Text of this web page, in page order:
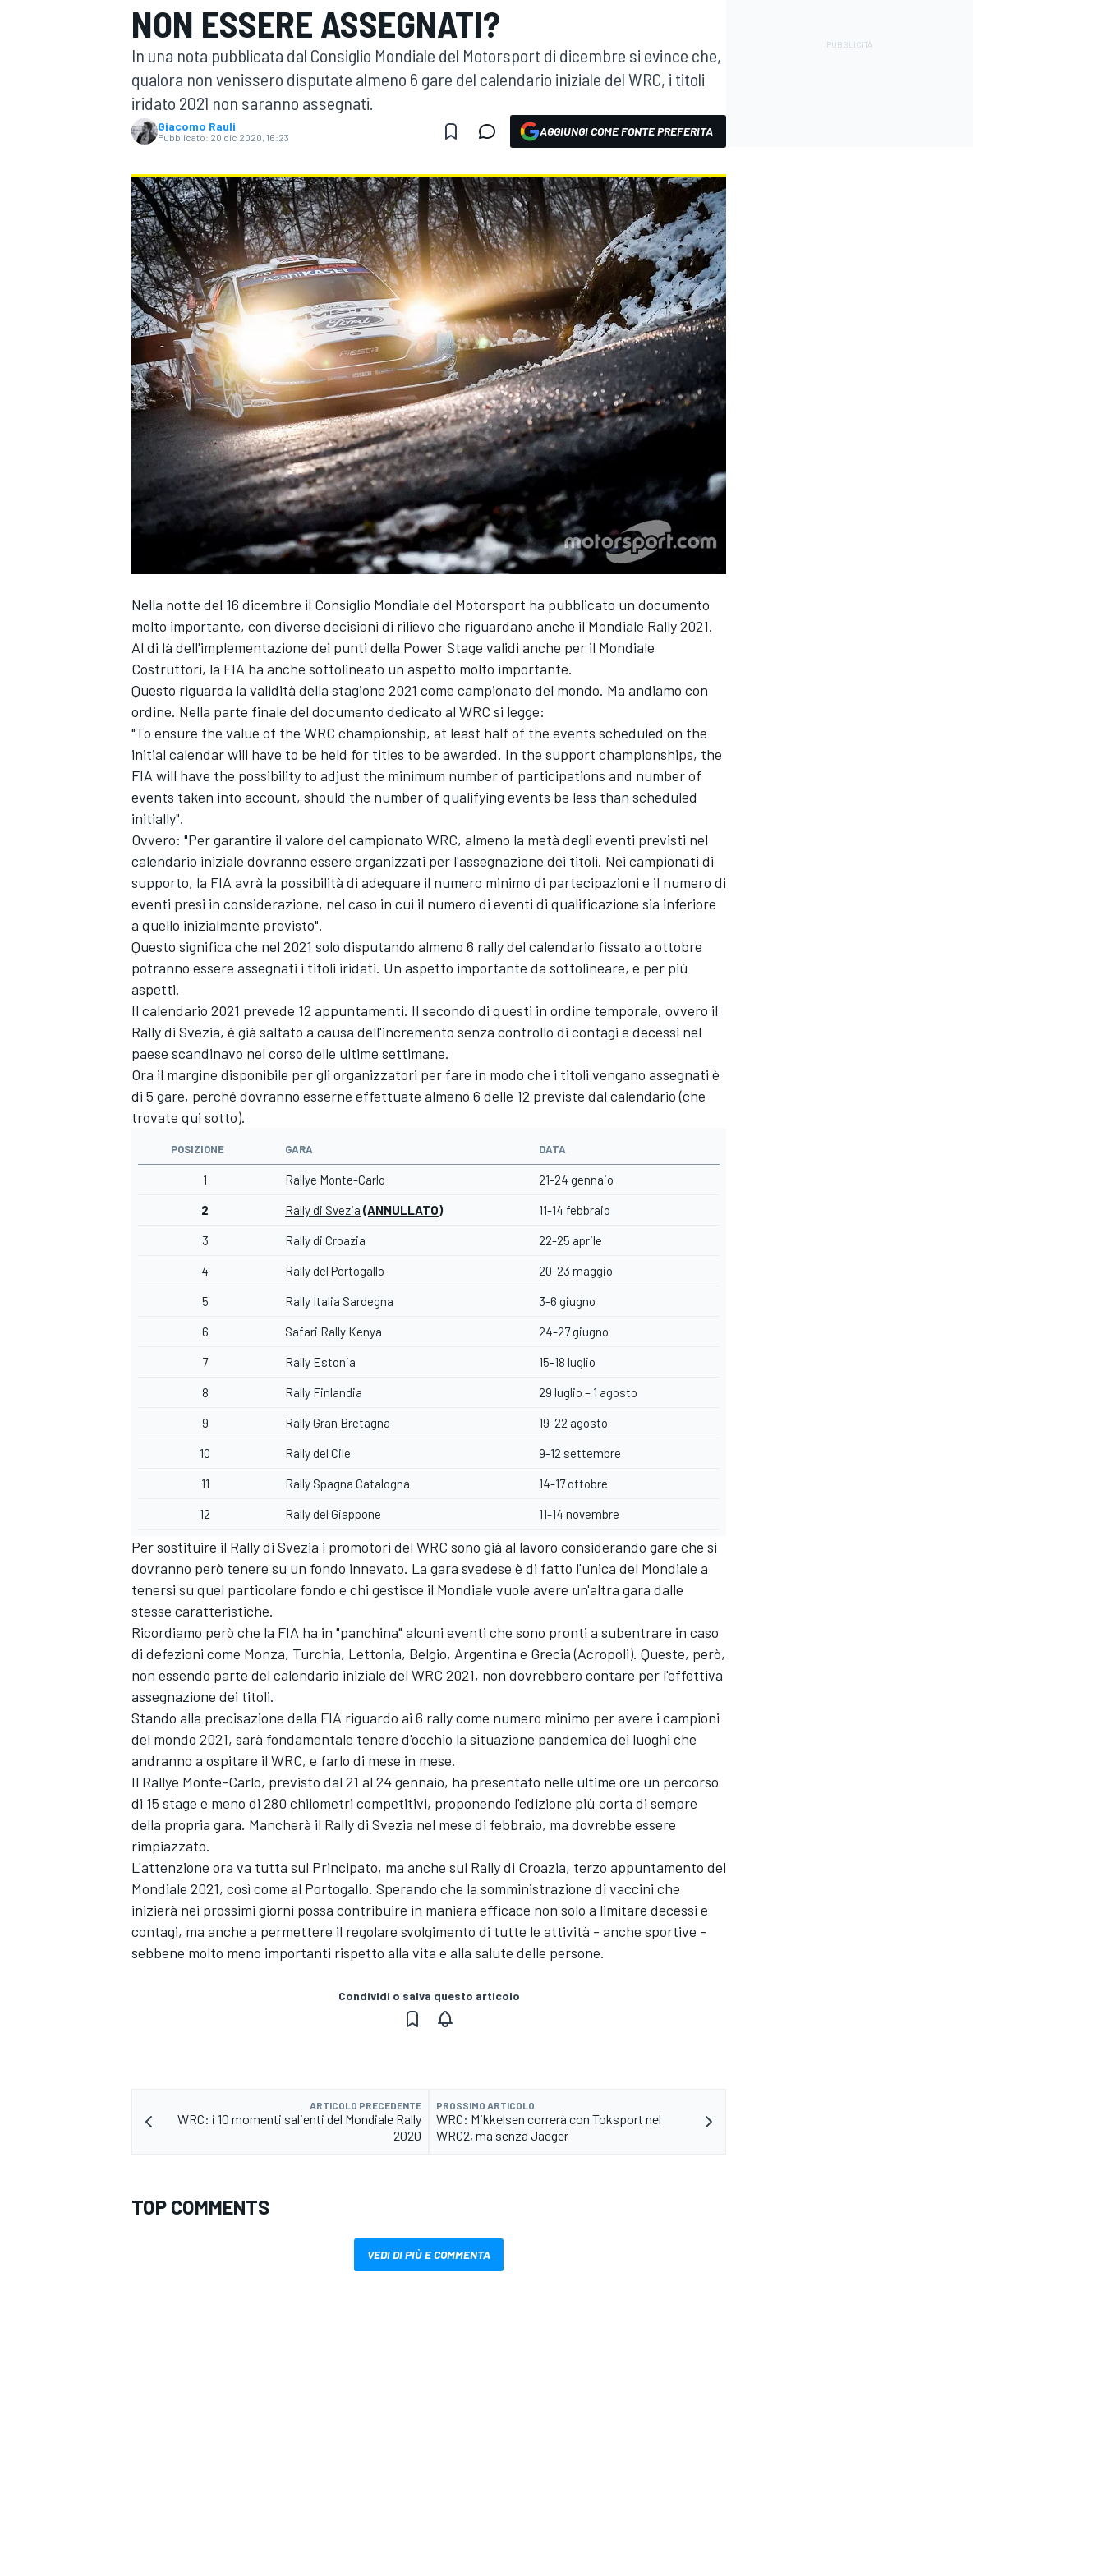
MOTOGP WEC
WRC
MONOPOSTO
ENDURANCE/GT
MONOMARCA
NON ESSERE ASSEGNATI?
In una nota pubblicata dal Consiglio Mondiale del Motorsport di dicembre si evince che,
qualora non venissero disputate almeno 6 gare del calendario iniziale del WRC, i titoli
iridato 2021 non saranno assegnati.
Giacomo Rauli
Pubblicato: 20 dic 2020, 16:23 AGGIUNGI COME FONTE PREFERITA
Nella notte del 16 dicembre il Consiglio Mondiale del Motorsport ha pubblicato un documento
molto importante, con diverse decisioni di rilievo che riguardano anche il Mondiale Rally 2021.
Al di là dell'implementazione dei punti della Power Stage validi anche per il Mondiale
Costruttori, la FIA ha anche sottolineato un aspetto molto importante.
Questo riguarda la validità della stagione 2021 come campionato del mondo. Ma andiamo con
ordine. Nella parte finale del documento dedicato al WRC si legge:
"To ensure the value of the WRC championship, at least half of the events scheduled on the
initial calendar will have to be held for titles to be awarded. In the support championships, the
FIA will have the possibility to adjust the minimum number of participations and number of
events taken into account, should the number of qualifying events be less than scheduled
initially".
Ovvero: "Per garantire il valore del campionato WRC, almeno la metà degli eventi previsti nel
calendario iniziale dovranno essere organizzati per l'assegnazione dei titoli. Nei campionati di
supporto, la FIA avrà la possibilità di adeguare il numero minimo di partecipazioni e il numero di
eventi presi in considerazione, nel caso in cui il numero di eventi di qualificazione sia inferiore
a quello inizialmente previsto".
Questo significa che nel 2021 solo disputando almeno 6 rally del calendario fissato a ottobre
potranno essere assegnati i titoli iridati. Un aspetto importante da sottolineare, e per più
aspetti.
Il calendario 2021 prevede 12 appuntamenti. Il secondo di questi in ordine temporale, ovvero il
Rally di Svezia, è già saltato a causa dell'incremento senza controllo di contagi e decessi nel
paese scandinavo nel corso delle ultime settimane.
Ora il margine disponibile per gli organizzatori per fare in modo che i titoli vengano assegnati è
di 5 gare, perché dovranno esserne effettuate almeno 6 delle 12 previste dal calendario (che
trovate qui sotto).
POSIZIONE GARA DATA
1 Rallye Monte-Carlo 21-24 gennaio
2 Rally di Svezia (ANNULLATO) 11-14 febbraio
3 Rally di Croazia 22-25 aprile
4 Rally del Portogallo 20-23 maggio
5 Rally Italia Sardegna 3-6 giugno
6 Safari Rally Kenya 24-27 giugno
7 Rally Estonia 15-18 luglio
8 Rally Finlandia 29 luglio – 1 agosto
9 Rally Gran Bretagna 19-22 agosto
10 Rally del Cile 9-12 settembre
11 Rally Spagna Catalogna 14-17 ottobre
12 Rally del Giappone 11-14 novembre
Per sostituire il Rally di Svezia i promotori del WRC sono già al lavoro considerando gare che si
dovranno però tenere su un fondo innevato. La gara svedese è di fatto l'unica del Mondiale a
tenersi su quel particolare fondo e chi gestisce il Mondiale vuole avere un'altra gara dalle
stesse caratteristiche.
Ricordiamo però che la FIA ha in "panchina" alcuni eventi che sono pronti a subentrare in caso
di defezioni come Monza, Turchia, Lettonia, Belgio, Argentina e Grecia (Acropoli). Queste, però,
non essendo parte del calendario iniziale del WRC 2021, non dovrebbero contare per l'effettiva
assegnazione dei titoli.
Stando alla precisazione della FIA riguardo ai 6 rally come numero minimo per avere i campioni
del mondo 2021, sarà fondamentale tenere d'occhio la situazione pandemica dei luoghi che
andranno a ospitare il WRC, e farlo di mese in mese.
Il Rallye Monte-Carlo, previsto dal 21 al 24 gennaio, ha presentato nelle ultime ore un percorso
di 15 stage e meno di 280 chilometri competitivi, proponendo l'edizione più corta di sempre
della propria gara. Mancherà il Rally di Svezia nel mese di febbraio, ma dovrebbe essere
rimpiazzato.
L'attenzione ora va tutta sul Principato, ma anche sul Rally di Croazia, terzo appuntamento del
Mondiale 2021, così come al Portogallo. Sperando che la somministrazione di vaccini che
inizierà nei prossimi giorni possa contribuire in maniera efficace non solo a limitare decessi e
contagi, ma anche a permettere il regolare svolgimento di tutte le attività - anche sportive -
sebbene molto meno importanti rispetto alla vita e alla salute delle persone.
Condividi o salva questo articolo
ARTICOLO PRECEDENTE
WRC: i 10 momenti salienti del Mondiale Rally
2020
PROSSIMO ARTICOLO
WRC: Mikkelsen correrà con Toksport nel
WRC2, ma senza Jaeger
TOP COMMENTS
VEDI DI PIÙ E COMMENTA